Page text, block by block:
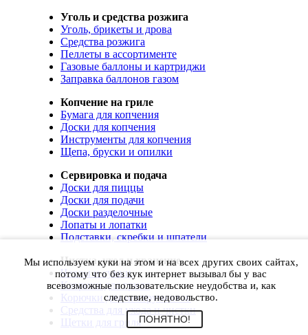
Уголь и средства розжига
Уголь, брикеты и дрова
Средства розжига
Пеллеты в ассортименте
Газовые баллоны и картриджи
Заправка баллонов газом
Копчение на гриле
Бумага для копчения
Доски для копчения
Инструменты для копчения
Щепа, бруски и опилки
Сервировка и подача
Доски для пиццы
Доски для подачи
Доски разделочные
Лопаты и лопатки
Подставки, скребки и шпатели
Чистка, уход и хранение
Чехлы и сумки
Коврики для гриля
Корючки для инструментов
Средства для ухода и чистки
Щетки для гриля
Мы используем куки на этом и на всех других своих сайтах,
потому что без кук интернет вызывал бы у вас
всевозможные пользовательские неудобства и, как
следствие, недовольство.
ПОНЯТНО!